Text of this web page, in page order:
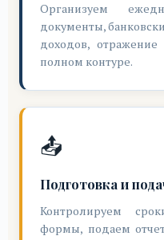
Организуем
документы,
доходов,
полном контуре.
📤
Подготовка и
Контролируем
формы, подаем